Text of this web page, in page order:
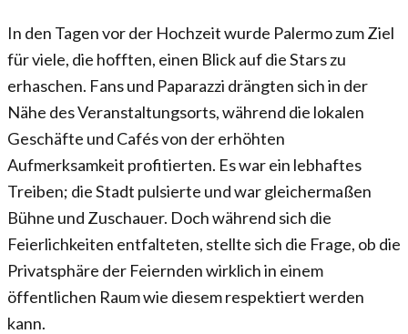
In den Tagen vor der Hochzeit wurde Palermo zum Ziel
für viele, die hofften, einen Blick auf die Stars zu
erhaschen. Fans und Paparazzi drängten sich in der
Nähe des Veranstaltungsorts, während die lokalen
Geschäfte und Cafés von der erhöhten
Aufmerksamkeit profitierten. Es war ein lebhaftes
Treiben; die Stadt pulsierte und war gleichermaßen
Bühne und Zuschauer. Doch während sich die
Feierlichkeiten entfalteten, stellte sich die Frage, ob die
Privatsphäre der Feiernden wirklich in einem
öffentlichen Raum wie diesem respektiert werden
kann.